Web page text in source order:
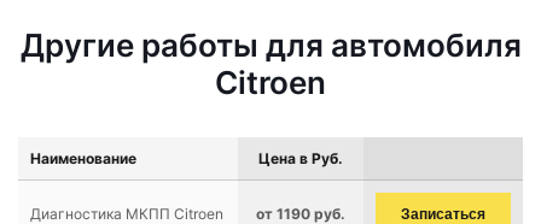
Другие работы для автомобиля
Citroen
Наименование Цена в Руб.
Диагностика МКПП Citroen от 1190 руб. Записаться